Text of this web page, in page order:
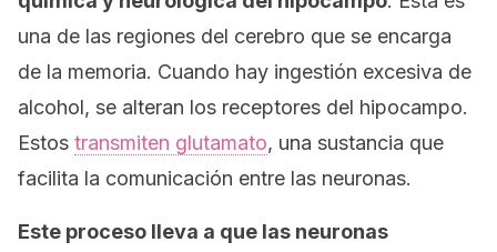
una de las regiones del cerebro que se encarga
de la memoria. Cuando hay ingestión excesiva de
alcohol, se alteran los receptores del hipocampo.
Estos transmiten glutamato, una sustancia que
facilita la comunicación entre las neuronas.
Este proceso lleva a que las neuronas